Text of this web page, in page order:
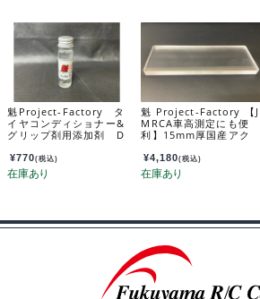
魁Project-Factory タ
イヤコンディショナー&
グリップ剤用添加剤 D
¥770(税込)
魁 Project-Factory 【J
MRCA車高測定にも便
利】15mm厚国産アク
ボード JM-EP15
¥4,180(税込)